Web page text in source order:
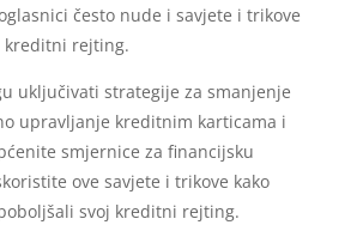
često nude i savjete i trikove
kreditni rejting.
uključivati ​​strategije za smanjenje
upravljanje kreditnim karticama i
smjernice za financijsku
ove savjete i trikove kako
svoj kreditni rejting.